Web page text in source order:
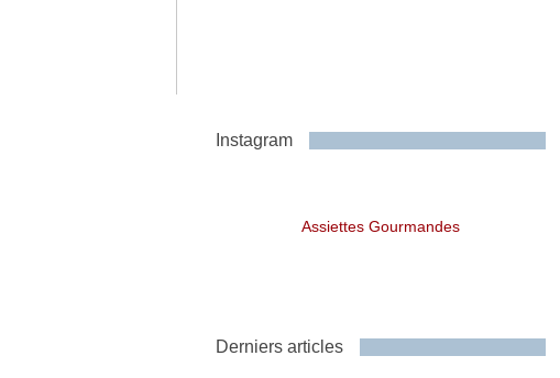
Instagram
Assiettes Gourmandes
Derniers articles